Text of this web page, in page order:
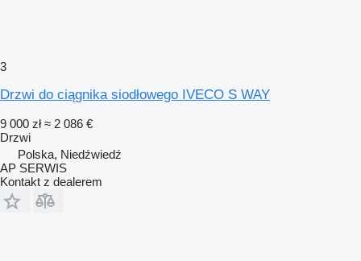
3
Drzwi do ciągnika siodłowego IVECO S WAY
9 000 zł ≈ 2 086 €
Drzwi
Polska, Niedźwiedź
AP SERWIS
Kontakt z dealerem